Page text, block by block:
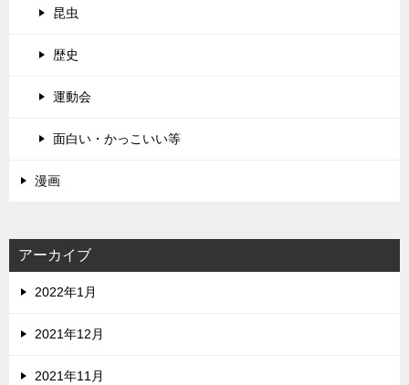
昆虫
歴史
運動会
面白い・かっこいい等
漫画
アーカイブ
2022年1月
2021年12月
2021年11月